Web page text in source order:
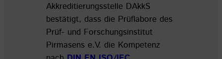
Akkreditierungsstelle DAkkS
bestätigt, dass die Prüflabore des
Prüf- und Forschungsinstitut
Pirmasens e.V. die Kompetenz